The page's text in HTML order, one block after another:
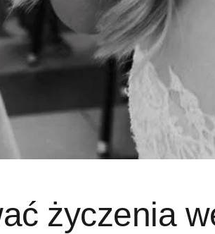
życzenia